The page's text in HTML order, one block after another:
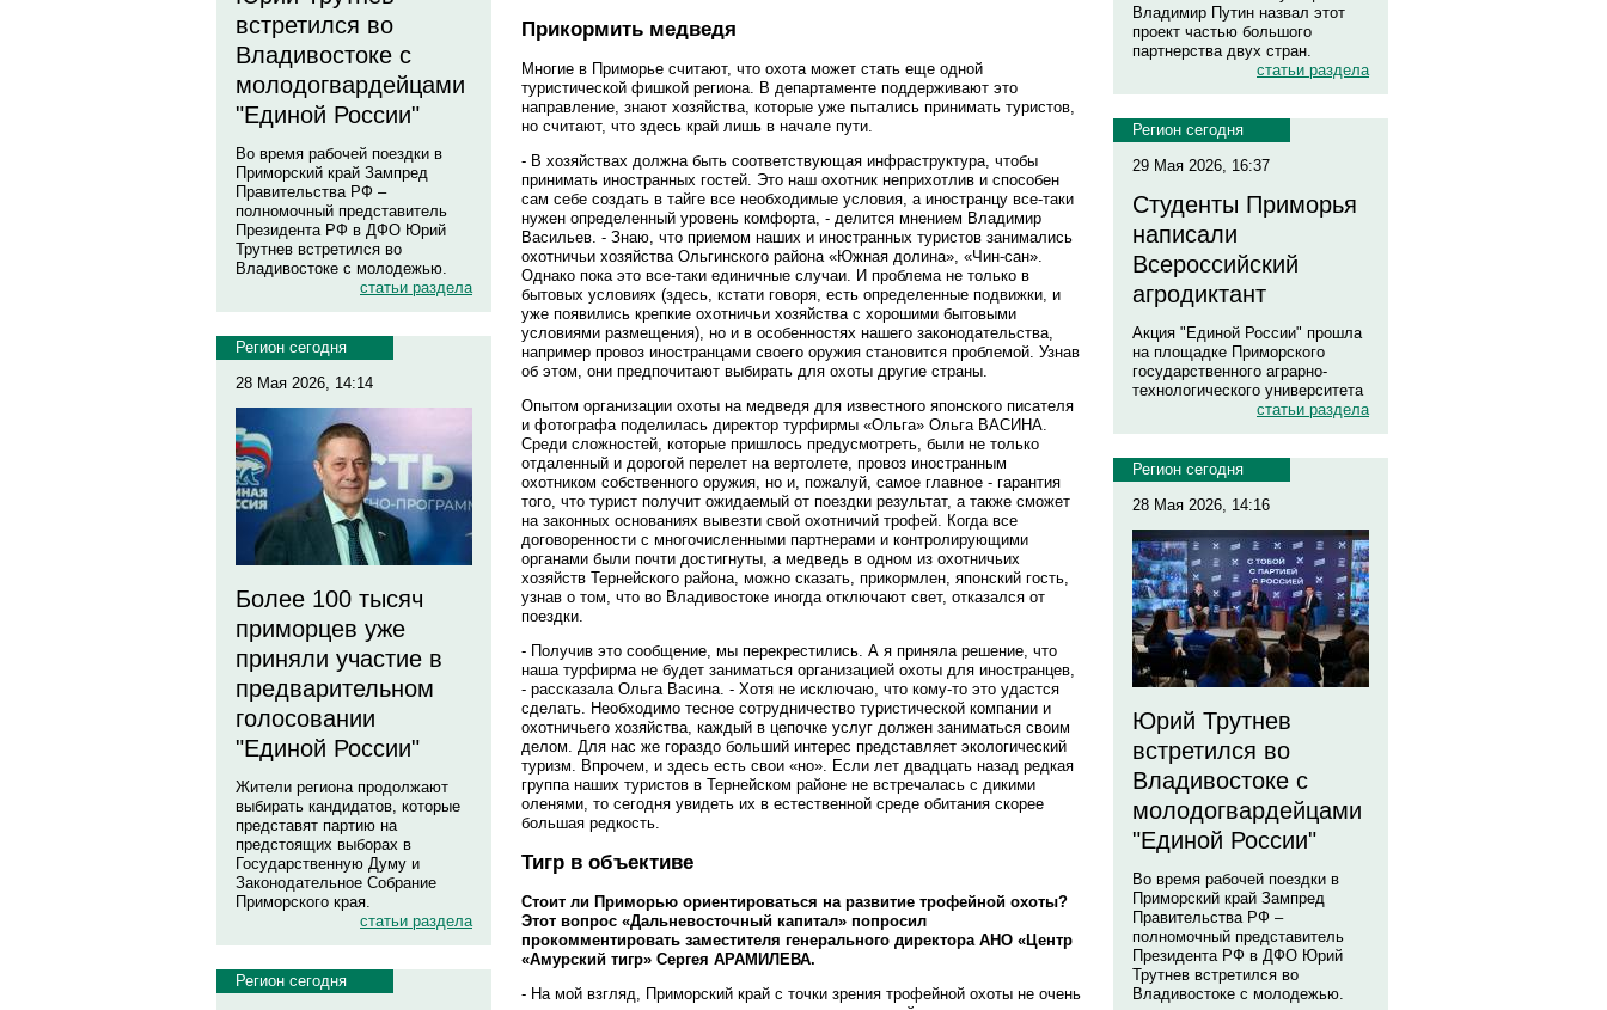
встретился во
Владивостоке с
молодогвардейцами
"Единой России"
Во время рабочей поездки в
Приморский край Зампред
Правительства РФ –
полномочный представитель
Президента РФ в ДФО Юрий
Трутнев встретился во
Владивостоке с молодежью.
статьи раздела
Регион сегодня
28 Мая 2026, 14:14
Более 100 тысяч
приморцев уже
приняли участие в
предварительном
голосовании
"Единой России"
Жители региона продолжают
выбирать кандидатов, которые
представят партию на
предстоящих выборах в
Государственную Думу и
Законодательное Собрание
Приморского края.
статьи раздела
Регион сегодня
Прикормить медведя
Многие в Приморье считают, что охота может стать еще одной
туристической фишкой региона. В департаменте поддерживают это
направление, знают хозяйства, которые уже пытались принимать туристов,
но считают, что здесь край лишь в начале пути.
- В хозяйствах должна быть соответствующая инфраструктура, чтобы
принимать иностранных гостей. Это наш охотник неприхотлив и способен
сам себе создать в тайге все необходимые условия, а иностранцу все-таки
нужен определенный уровень комфорта, - делится мнением Владимир
Васильев. - Знаю, что приемом наших и иностранных туристов занимались
охотничьи хозяйства Ольгинского района «Южная долина», «Чин-сан».
Однако пока это все-таки единичные случаи. И проблема не только в
бытовых условиях (здесь, кстати говоря, есть определенные подвижки, и
уже появились крепкие охотничьи хозяйства с хорошими бытовыми
условиями размещения), но и в особенностях нашего законодательства,
например провоз иностранцами своего оружия становится проблемой. Узнав
об этом, они предпочитают выбирать для охоты другие страны.
Опытом организации охоты на медведя для известного японского писателя
и фотографа поделилась директор турфирмы «Ольга» Ольга ВАСИНА.
Среди сложностей, которые пришлось предусмотреть, были не только
отдаленный и дорогой перелет на вертолете, провоз иностранным
охотником собственного оружия, но и, пожалуй, самое главное - гарантия
того, что турист получит ожидаемый от поездки результат, а также сможет
на законных основаниях вывезти свой охотничий трофей. Когда все
договоренности с многочисленными партнерами и контролирующими
органами были почти достигнуты, а медведь в одном из охотничьих
хозяйств Тернейского района, можно сказать, прикормлен, японский гость,
узнав о том, что во Владивостоке иногда отключают свет, отказался от
поездки.
- Получив это сообщение, мы перекрестились. А я приняла решение, что
наша турфирма не будет заниматься организацией охоты для иностранцев,
- рассказала Ольга Васина. - Хотя не исключаю, что кому-то это удастся
сделать. Необходимо тесное сотрудничество туристической компании и
охотничьего хозяйства, каждый в цепочке услуг должен заниматься своим
делом. Для нас же гораздо больший интерес представляет экологический
туризм. Впрочем, и здесь есть свои «но». Если лет двадцать назад редкая
группа наших туристов в Тернейском районе не встречалась с дикими
оленями, то сегодня увидеть их в естественной среде обитания скорее
большая редкость.
Тигр в объективе
Стоит ли Приморью ориентироваться на развитие трофейной охоты?
Этот вопрос «Дальневосточный капитал» попросил
прокомментировать заместителя генерального директора АНО «Центр
«Амурский тигр» Сергея АРАМИЛЕВА.
- На мой взгляд, Приморский край с точки зрения трофейной охоты не очень
Владимир Путин назвал этот
проект частью большого
партнерства двух стран.
статьи раздела
Регион сегодня
29 Мая 2026, 16:37
Студенты Приморья
написали
Всероссийский
агродиктант
Акция "Единой России" прошла
на площадке Приморского
государственного аграрно-
технологического университета
статьи раздела
Регион сегодня
28 Мая 2026, 14:16
Юрий Трутнев
встретился во
Владивостоке с
молодогвардейцами
"Единой России"
Во время рабочей поездки в
Приморский край Зампред
Правительства РФ –
полномочный представитель
Президента РФ в ДФО Юрий
Трутнев встретился во
Владивостоке с молодежью.